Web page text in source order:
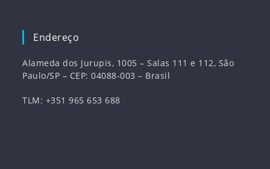
Endereço
Alameda dos Jurupis, 1005 – Salas 111 e 112, São
Paulo/SP – CEP: 04088-003 – Brasil
TLM: +351 965 653 688